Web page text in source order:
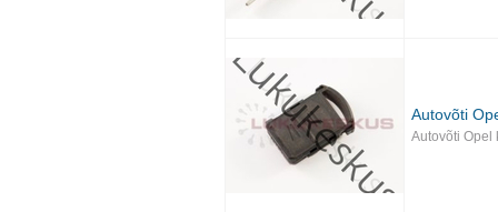
Autovõti
Autovõti Opel